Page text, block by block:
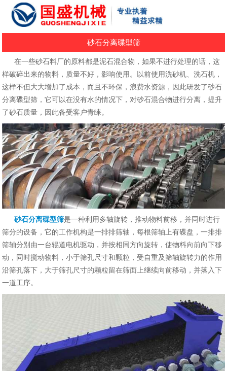
砂石分离碟型筛
在一些砂石料厂的原料都是泥石混合物，如果不进行处理的话，这
样破碎出来的物料，质量不好，影响使用。以前使用洗砂机、洗石机，
这样不但大大增加了成本，而且不环保，浪费水资源，因此研发了砂石
分离碟型筛，它可以在没有水的情况下，对砂石混合物进行分离，提升
了砂石质量，因此备受客户青睐。
砂石分离碟型筛是一种利用多轴旋转，推动物料前移，并同时进行
筛分的设备，它的工作机构是一排排筛轴，每根筛轴上有碟盘，一排排
筛轴分别由一台辊道电机驱动，并按相同方向旋转，使物料向前向下移
动，同时搅动物料，小于筛孔尺寸和颗粒，受自重及筛轴旋转力的作用
沿筛孔落下，大于筛孔尺寸的颗粒留在筛面上继续向前移动，并落入下
一道工序。